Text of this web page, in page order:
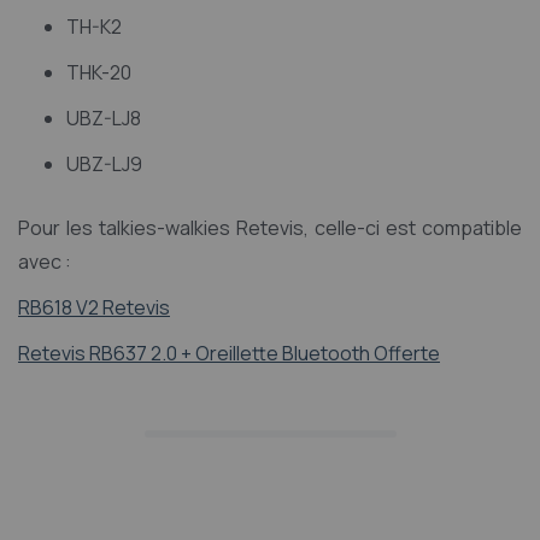
TH-K2
THK-20
UBZ-LJ8
UBZ-LJ9
Pour les talkies-walkies Retevis, celle-ci est compatible
avec :
RB618 V2 Retevis
Retevis RB637 2.0 + Oreillette Bluetooth Offerte